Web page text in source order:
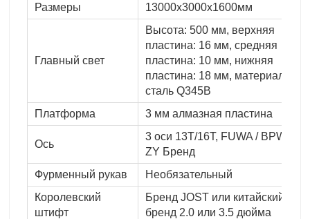
Размеры
13000x3000x1600мм
Главный свет
Высота: 500 мм, верхняя
пластина: 16 мм, средняя
пластина: 10 мм, нижняя
пластина: 18 мм, материал:
сталь Q345B
Платформа
3 мм алмазная пластина
Ось
3 оси 13T/16T, FUWA / BPW /
ZY Бренд
Фурменный рукав
Необязательный
Королевский
штифт
Бренд JOST или китайский
бренд 2.0 или 3.5 дюйма